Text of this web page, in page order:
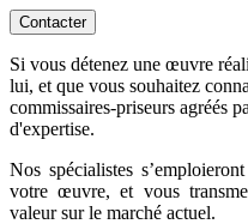
Contacter
Si vous détenez une œuvre
lui, et que vous souhaitez
commissaires-priseurs agréés
d'expertise.
Nos spécialistes
votre œuvre, et vous
valeur sur le marché actuel.